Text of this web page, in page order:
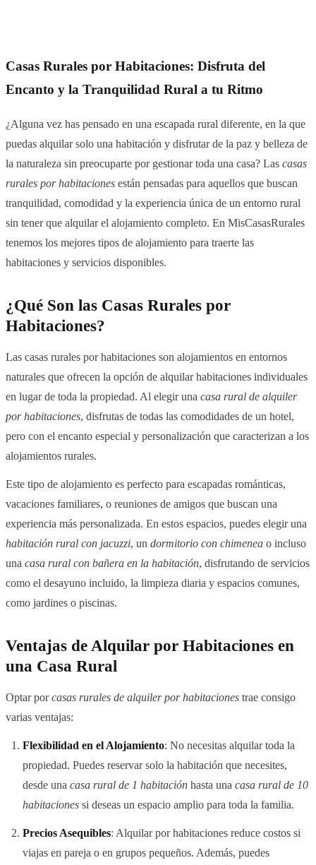
Casas Rurales por Habitaciones: Disfruta del
Encanto y la Tranquilidad Rural a tu Ritmo
¿Alguna vez has pensado en una escapada rural diferente, en la que
puedas alquilar solo una habitación y disfrutar de la paz y belleza de
la naturaleza sin preocuparte por gestionar toda una casa? Las casas
rurales por habitaciones están pensadas para aquellos que buscan
tranquilidad, comodidad y la experiencia única de un entorno rural
sin tener que alquilar el alojamiento completo. En MisCasasRurales
tenemos los mejores tipos de alojamiento para traerte las
habitaciones y servicios disponibles.
¿Qué Son las Casas Rurales por
Habitaciones?
Las casas rurales por habitaciones son alojamientos en entornos
naturales que ofrecen la opción de alquilar habitaciones individuales
en lugar de toda la propiedad. Al elegir una casa rural de alquiler
por habitaciones, disfrutas de todas las comodidades de un hotel,
pero con el encanto especial y personalización que caracterizan a los
alojamientos rurales.
Este tipo de alojamiento es perfecto para escapadas románticas,
vacaciones familiares, o reuniones de amigos que buscan una
experiencia más personalizada. En estos espacios, puedes elegir una
habitación rural con jacuzzi, un dormitorio con chimenea o incluso
una casa rural con bañera en la habitación, disfrutando de servicios
como el desayuno incluido, la limpieza diaria y espacios comunes,
como jardines o piscinas.
Ventajas de Alquilar por Habitaciones en
una Casa Rural
Optar porcasas rurales de alquiler por habitaciones trae consigo
varias ventajas:
Flexibilidad en el Alojamiento: No necesitas alquilar toda la
propiedad. Puedes reservar solo la habitación que necesites,
desde una casa rural de 1 habitación hasta una casa rural de 10
habitaciones si deseas un espacio amplio para toda la familia.
Precios Asequibles: Alquilar por habitaciones reduce costos si
viajas en pareja o en grupos pequeños. Además, puedes